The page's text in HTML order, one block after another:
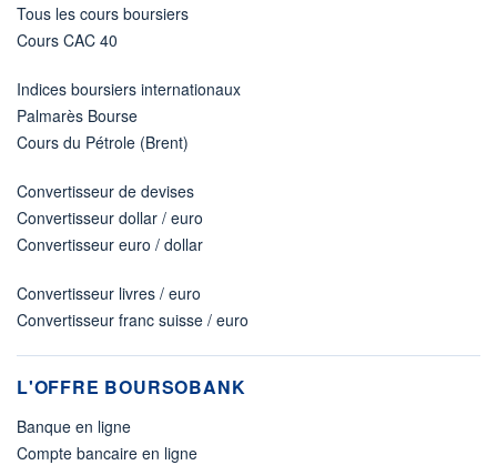
Tous les cours boursiers
Cours CAC 40
Indices boursiers internationaux
Palmarès Bourse
Cours du Pétrole (Brent)
Convertisseur de devises
Convertisseur dollar / euro
Convertisseur euro / dollar
Convertisseur livres / euro
Convertisseur franc suisse / euro
L'OFFRE BOURSOBANK
Banque en ligne
Compte bancaire en ligne